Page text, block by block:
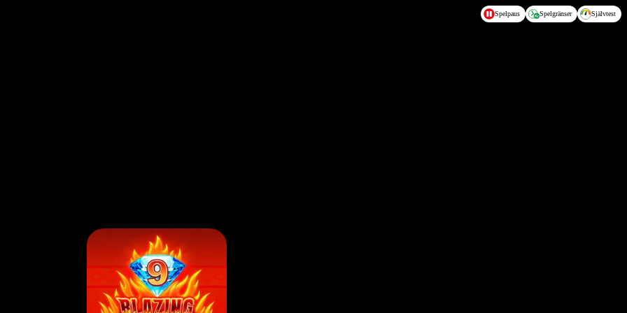
Spelpaus Spelgränser Självtest